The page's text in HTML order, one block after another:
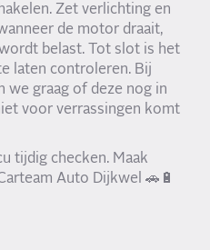
Zet verlichting en
de motor draait,
belast. Tot slot is het
laten controleren. Bij
we graag of deze nog in
voor verrassingen komt
tijdig checken. Maak
Auto Dijkwel 🚗🔋